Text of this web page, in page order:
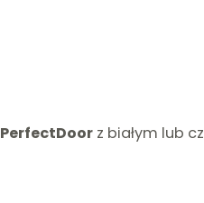
PerfectDoor z białym lub